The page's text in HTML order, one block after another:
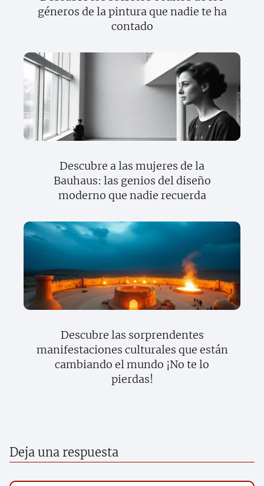
géneros de la pintura que nadie te ha
contado
Descubre a las mujeres de la
Bauhaus: las genios del diseño
moderno que nadie recuerda
Descubre las sorprendentes
manifestaciones culturales que están
cambiando el mundo ¡No te lo
pierdas!
Deja una respuesta